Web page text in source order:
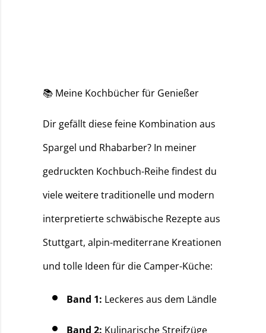
📚 Meine Kochbücher für Genießer
Dir gefällt diese feine Kombination aus
Spargel und Rhabarber? In meiner
gedruckten Kochbuch-Reihe findest du
viele weitere traditionelle und modern
interpretierte schwäbische Rezepte aus
Stuttgart, alpin-mediterrane Kreationen
und tolle Ideen für die Camper-Küche:
Band 1: Leckeres aus dem Ländle
Band 2: Kulinarische Streifzüge